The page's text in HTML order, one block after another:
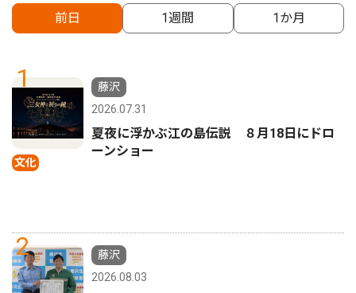
前日 1週間 1か月
1
文化
藤沢
2026.07.31
夏夜に浮かぶ江の島伝説 ８月18日にドロ
ーンショー
2
藤沢
2026.08.03